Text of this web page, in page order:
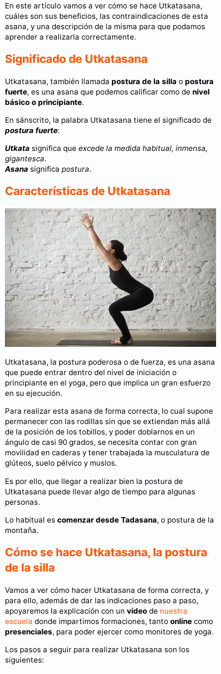
En este artículo vamos a ver cómo se hace Utkatasana,
cuáles son sus beneficios, las contraindicaciones de esta
asana, y una descripción de la misma para que podamos
aprender a realizarla correctamente.
Significado de Utkatasana
Utkatasana, también llamada postura de la silla o postura
fuerte, es una asana que podemos calificar como de nivel
básico o principiante.
En sánscrito, la palabra Utkatasana tiene el significado de
postura fuerte:
Utkata significa que excede la medida habitual, inmensa,
gigantesca.
Asana significa postura.
Características de Utkatasana
Utkatasana, la postura poderosa o de fuerza, es una asana
que puede entrar dentro del nivel de iniciación o
principiante en el yoga, pero que implica un gran esfuerzo
en su ejecución.
Para realizar esta asana de forma correcta, lo cual supone
permanecer con las rodillas sin que se extiendan más allá
de la posición de los tobillos, y poder doblarnos en un
ángulo de casi 90 grados, se necesita contar con gran
movilidad en caderas y tener trabajada la musculatura de
glúteos, suelo pélvico y muslos.
Es por ello, que llegar a realizar bien la postura de
Utkatasana puede llevar algo de tiempo para algunas
personas.
Lo habitual es comenzar desde Tadasana, o postura de la
montaña.
Cómo se hace Utkatasana, la postura
de la silla
Vamos a ver cómo hacer Utkatasana de forma correcta, y
para ello, además de dar las indicaciones paso a paso,
apoyaremos la explicación con un vídeo de nuestra
escuela donde impartimos formaciones, tanto online como
presenciales, para poder ejercer como monitores de yoga.
Los pasos a seguir para realizar Utkatasana son los
siguientes: